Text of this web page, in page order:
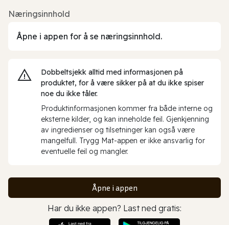
Næringsinnhold
Åpne i appen for å se næringsinnhold.
Dobbeltsjekk alltid med informasjonen på
produktet, for å være sikker på at du ikke spiser
noe du ikke tåler.
Produktinformasjonen kommer fra både interne og
eksterne kilder, og kan inneholde feil. Gjenkjenning
av ingredienser og tilsetninger kan også være
mangelfull. Trygg Mat-appen er ikke ansvarlig for
eventuelle feil og mangler.
Åpne i appen
Har du ikke appen? Last ned gratis: